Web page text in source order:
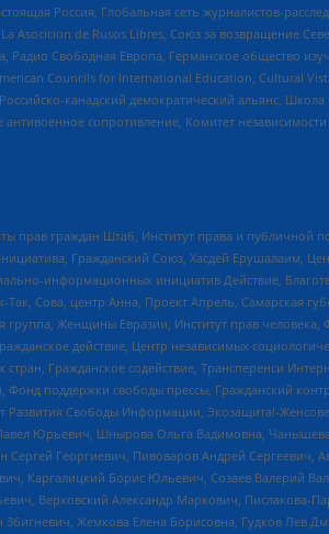
Россия, Глобальная сеть журналистов-
Asocicion de Rusos Libres, Союз за возвращение
Радио Свободная Европа, Германское общество
Councils for International Education, Cultural
канадский демократический альянс,
сопротивление, Комитет
прав граждан Штаб, Институт права и публичной
Гражданский Союз, Хасдей Ерушалаим,
информационных инициатив Действие,
Сова, центр Анна, Проект Апрель, Самарская
Женщины Евразии, Институт прав человека,
действие, Центр независимых
Гражданское содействие, Трансперенси
поддержки свободы прессы, Гражданский
Развития Свободы Информации, Экозащита!-
Юрьевич, Шнырова Ольга Вадимовна,
Сергей Георгиевич, Пивоваров Андрей Сергеевич,
Каргалицкий Борис Юльевич, Созаев Валерий
Верховский Александр Маркович, Пислакова-
Жемкова Елена Борисовна, Гудков Лев